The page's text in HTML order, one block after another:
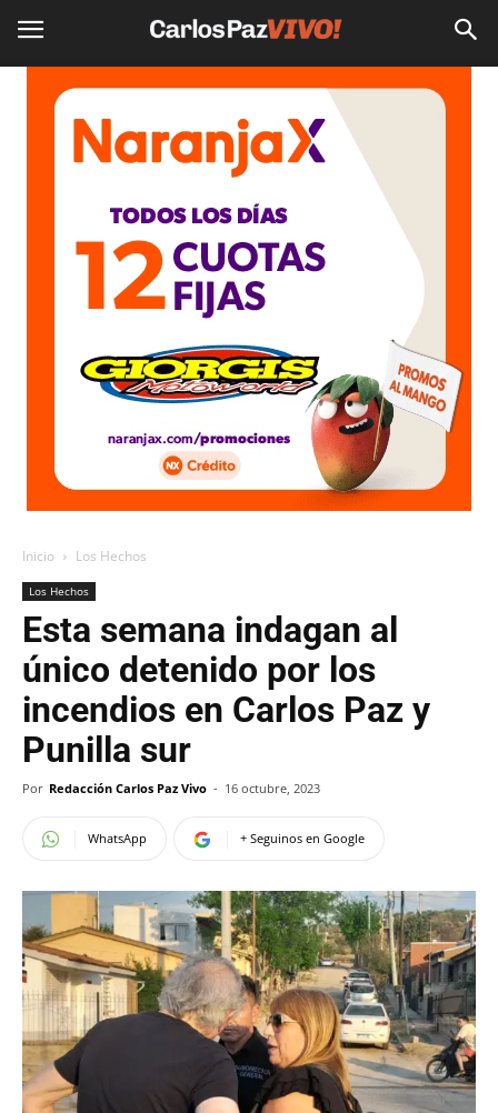
Inicio Los Hechos
Los Hechos
Esta semana indagan al
único detenido por los
incendios en Carlos Paz y
Punilla sur
Por Redacción Carlos Paz Vivo - 16 octubre, 2023
WhatsApp + Seguinos en Google